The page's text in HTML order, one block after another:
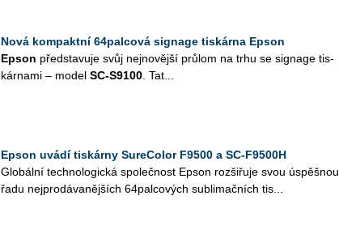
Nová kompaktní 64palcová signage tiskárna Epson
Epson před­sta­vu­je svůj nej­no­věj­ší prů­lom na trhu se sig­nage tis­
kár­na­mi – model SC­‑S9100 . Tat...
Epson uvádí tiskárny SureColor F9500 a SC­‑F9500H
Glo­bál­ní tech­no­lo­gic­ká spo­leč­nost Epson roz­ši­řu­je svou úspěš­nou
řadu nej­pro­dá­va­něj­ších 64­pal­co­vých sub­li­mač­ních tis...